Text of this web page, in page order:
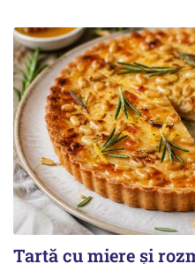
Tartă cu miere și